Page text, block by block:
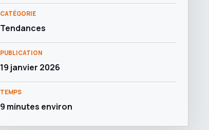
CATÉGORIE
Tendances
PUBLICATION
19 janvier 2026
TEMPS
9 minutes environ